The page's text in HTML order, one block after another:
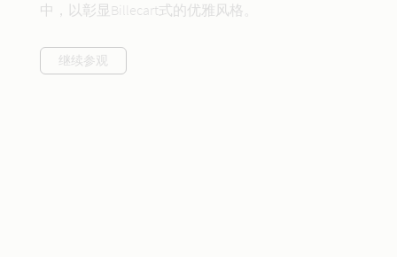
中，以彰显Billecart式的优雅风格。
继续参观